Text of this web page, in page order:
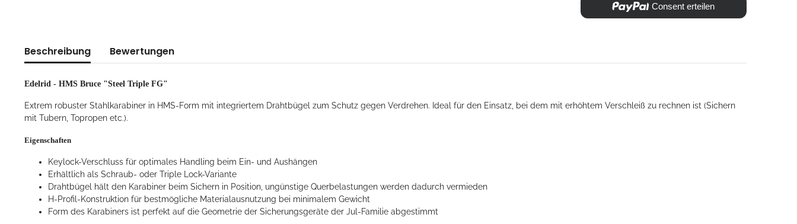
Consent erteilen
Beschreibung Bewertungen
Edelrid - HMS Bruce "Steel Triple FG"
Extrem robuster Stahlkarabiner in HMS-Form mit integriertem Drahtbügel zum Schutz gegen Verdrehen. Ideal für den Einsatz, bei dem mit erhöhtem Verschleiß zu rechnen ist (Sichern
mit Tubern, Topropen etc.).
Eigenschaften
Keylock-Verschluss für optimales Handling beim Ein- und Aushängen
Erhältlich als Schraub- oder Triple Lock-Variante
Drahtbügel hält den Karabiner beim Sichern in Position, ungünstige Querbelastungen werden dadurch vermieden
H-Profil-Konstruktion für bestmögliche Materialausnutzung bei minimalem Gewicht
Form des Karabiners ist perfekt auf die Geometrie der Sicherungsgeräte der Jul-Familie abgestimmt